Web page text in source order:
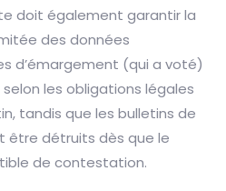
doit également garantir la
des données
d’émargement (qui a voté)
les obligations légales
tandis que les bulletins de
être détruits dès que le
de contestation.